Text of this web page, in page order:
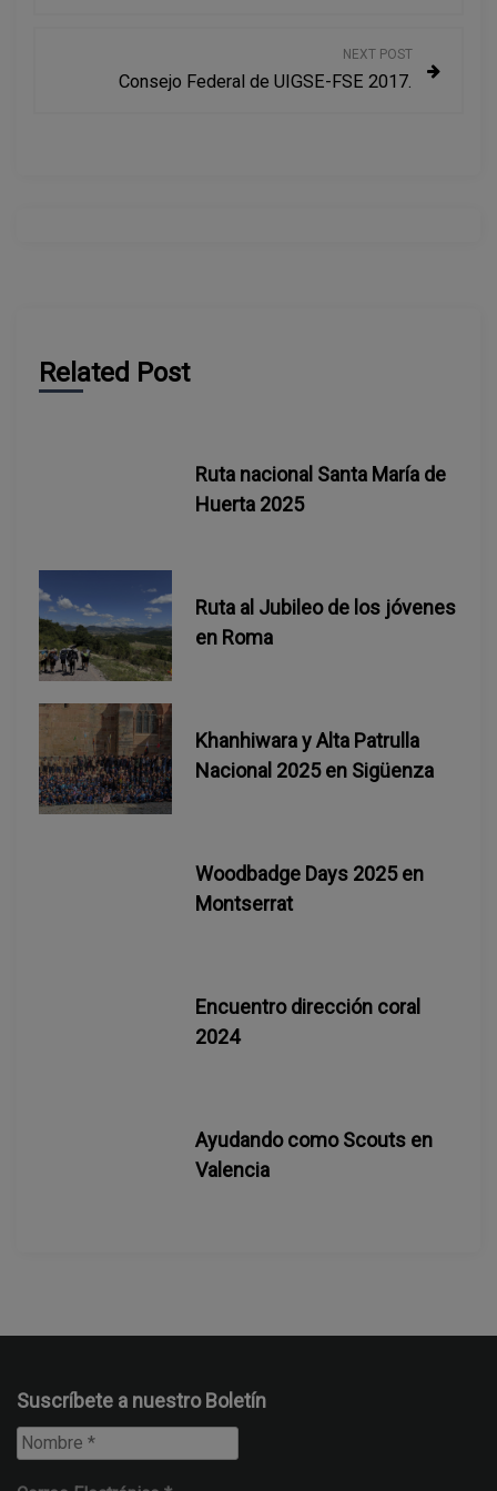
ó
n
n
t
r
a
d
NEXT POST
Consejo Federal de UIGSE-FSE 2017.
Related Post
Ruta nacional Santa María de
Huerta 2025
Ruta al Jubileo de los jóvenes
en Roma
Khanhiwara y Alta Patrulla
Nacional 2025 en Sigüenza
Woodbadge Days 2025 en
Montserrat
Encuentro dirección coral
2024
Ayudando como Scouts en
Valencia
Suscríbete a nuestro Boletín